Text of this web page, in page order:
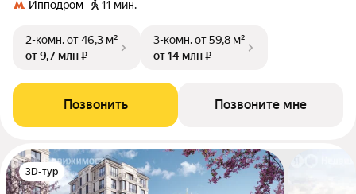
Ипподром
11 мин.
2-комн.от 46,3 м²
от 9,7 млн ₽
3-комн.от 59,8 м²
от 14 млн ₽
Позвонить Позвоните мне
3D-тур